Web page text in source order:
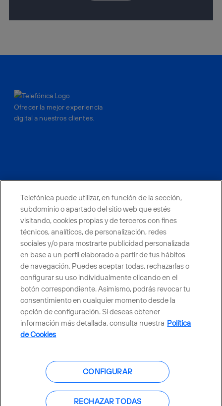
Ofrecer la mejor experiencia
digital a nuestros clientes.
CONTACTO
Telefónica en redes sociales
Canal de Denuncias
Centro Global Transparencia
Política de cookies Aviso legal
Accesibilidad Política de privacidad
Telefónica puede utilizar, en función de la sección,
subdominio o apartado del sitio web que estés
visitando, cookies propias y de terceros con fines
técnicos, analíticos, de personalización, redes
sociales y/o para mostrarte publicidad personalizada
en base a un perfil elaborado a partir de tus hábitos
de navegación. Puedes aceptar todas, rechazarlas o
configurar su uso individualmente clicando en el
botón correspondiente. Asimismo, podrás revocar tu
consentimiento en cualquier momento desde la
opción de configuración. Si deseas obtener
información más detallada, consulta nuestra Política
de Cookies
CONFIGURAR
RECHAZAR TODAS